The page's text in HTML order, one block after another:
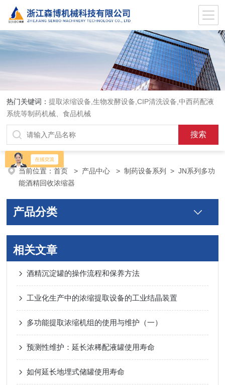
热门关键词：提取浓缩设备,生物发酵设备,CIP清洗设备,中西药配液
系统等制药机械、食品机械
当前位置：首页 > 产品中心 >制药设备系列 >JN系列多功
能酒精回收浓缩器
产品分类
相关文章
酒精沉淀罐的操作流程和保养方法
工业化生产中的浓缩提取设备的工业结晶装置
多功能提取浓缩机组的使用与维护（一）
预测性维护：延长浓稀配液罐使用寿命
如何延长地埋式储罐使用寿命